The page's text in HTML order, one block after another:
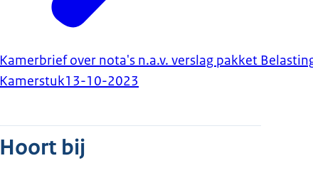
Kamerbrief over nota's n.a.v. verslag pakket
Kamerstuk13-10-2023
Hoort bij